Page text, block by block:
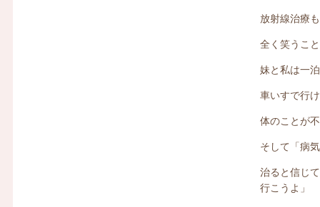
放射線治療
全く笑うこ
妹と私は一
車いすで行
体のことが
そして「病
治ると信じ
行こうよ」